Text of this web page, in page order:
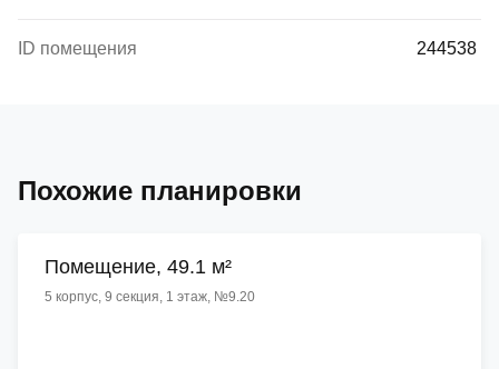
ID помещения 244538
Похожие планировки
Помещение, 49.1 м²
5 корпус, 9 секция, 1 этаж, №9.20